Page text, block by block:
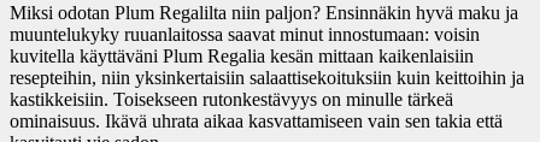
Miksi odotan Plum Regalilta niin paljon? Ensinnäkin hyvä maku ja
muuntelukyky ruuanlaitossa saavat minut innostumaan: voisin
kuvitella käyttäväni Plum Regalia kesän mittaan kaikenlaisiin
resepteihin, niin yksinkertaisiin salaattisekoituksiin kuin keittoihin ja
kastikkeisiin. Toisekseen rutonkestävyys on minulle tärkeä
ominaisuus. Ikävä uhrata aikaa kasvattamiseen vain sen takia että